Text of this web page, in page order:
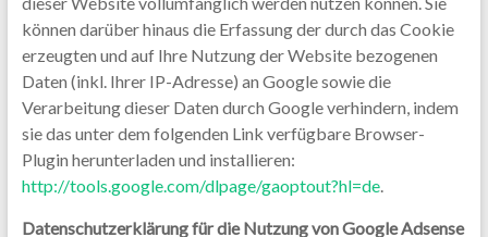
können darüber hinaus die Erfassung der durch das Cookie
erzeugten und auf Ihre Nutzung der Website bezogenen
Daten (inkl. Ihrer IP-Adresse) an Google sowie die
Verarbeitung dieser Daten durch Google verhindern, indem
sie das unter dem folgenden Link verfügbare Browser-
Plugin herunterladen und installieren:
http://tools.google.com/dlpage/gaoptout?hl=de.
Datenschutzerklärung für die Nutzung von Google Adsense